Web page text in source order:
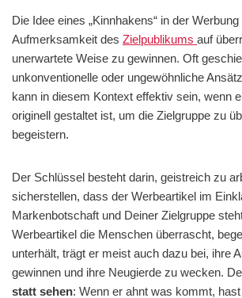
Die Idee eines „Kinnhakens“ in der
Aufmerksamkeit des Zielpublikums auf
unerwartete Weise zu gewinnen. Oft
unkonventionelle oder ungewöhnliche
kann in diesem Kontext effektiv sein, wenn
originell gestaltet ist, um die Zielgruppe zu
begeistern.
Der Schlüssel besteht darin, geistreich zu
sicherstellen, dass der Werbeartikel im
Markenbotschaft und Deiner Zielgruppe
Werbeartikel die Menschen überrascht,
unterhält, trägt er meist auch dazu bei, ihre
gewinnen und ihre Neugierde zu wecken.
statt sehen: Wenn er ahnt was kommt,